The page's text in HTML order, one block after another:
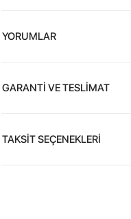
YORUMLAR
GARANTİ VE TESLİMAT
TAKSİT SEÇENEKLERİ